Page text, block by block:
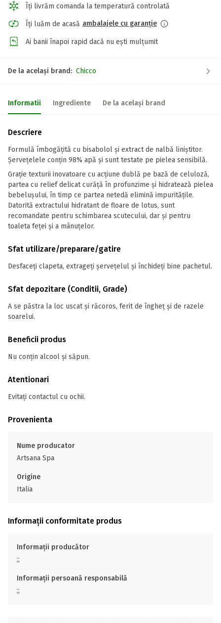
Îți livrăm comanda la temperatură controlată
Îți luăm de acasă ambalajele cu garanție
Ai banii înapoi rapid dacă nu ești mulțumit
De la același brand: Chicco
Informatii Ingrediente De la același brand
Descriere
Formulă îmbogățită cu bisabolol și extract de nalbă liniștitor.
Șervețelele conțin 98% apă și sunt testate pe pielea sensibilă.
Grație texturii inovatoare cu acțiune dublă pe bază de celuloză,
partea cu relief delicat curăță în profunzime și hidratează pielea
bebelușului, în timp ce partea netedă elimină impuritățile.
Datorită extractului hidratant de floare de lotus, sunt
recomandate pentru schimbarea scutecului, dar și pentru
toaleta feței și a mânuțelor.
Sfat utilizare/preparare/gatire
Desfaceți clapeta, extrageți șervețelul și închideți bine pachetul.
Sfat depozitare (Conditii, Grade)
A se păstra la loc uscat și răcoros, ferit de îngheț și de razele
soarelui.
Beneficii produs
Nu conțin alcool și săpun.
Atentionari
Evitați contactul cu ochii.
Provenienta
Nume producator
Artsana Spa
Origine
Italia
Informații conformitate produs
Informații producător
;;
Informații persoană responsabilă
;;